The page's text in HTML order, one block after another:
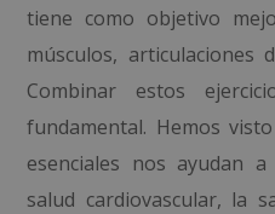
tiene como objetivo
músculos, articulaciones
Combinar estos
fundamental. Hemos
esenciales nos ayudan
salud cardiovascular, la